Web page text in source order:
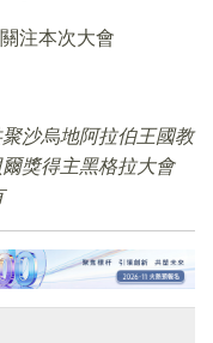
注本次大會
沙烏地阿拉伯王國教
獎得主黑格拉大會